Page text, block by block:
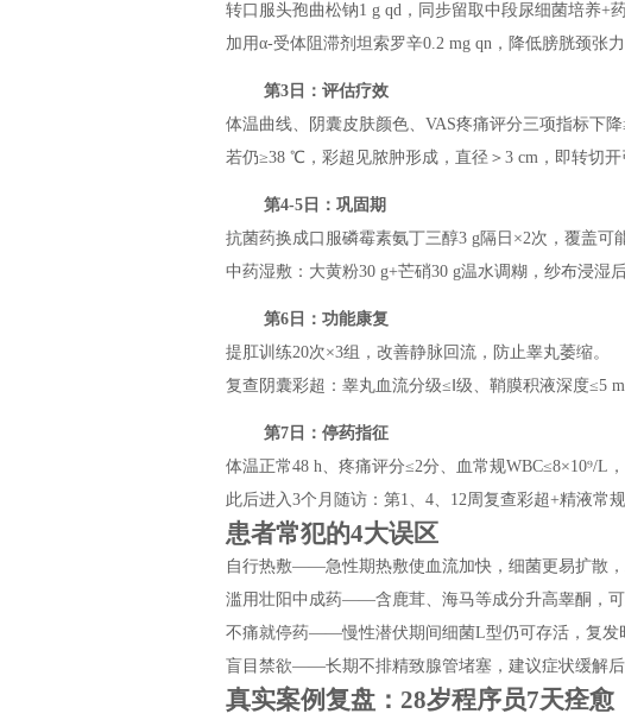
转口服头孢曲松钠1 g qd，同步留取中段尿细菌培养+药
加用α-受体阻滞剂坦索罗辛0.2 mg qn，降低膀胱颈张
第3日：评估疗效
体温曲线、阴囊皮肤颜色、VAS疼痛评分三项指标下降
若仍≥38 ℃，彩超见脓肿形成，直径＞3 cm，即转切开
第4-5日：巩固期
抗菌药换成口服磷霉素氨丁三醇3 g隔日×2次，覆盖可
中药湿敷：大黄粉30 g+芒硝30 g温水调糊，纱布浸湿
第6日：功能康复
提肛训练20次×3组，改善静脉回流，防止睾丸萎缩。
复查阴囊彩超：睾丸血流分级≤Ⅰ级、鞘膜积液深度≤5
第7日：停药指征
体温正常48 h、疼痛评分≤2分、血常规WBC≤8×10⁹/L
此后进入3个月随访：第1、4、12周复查彩超+精液常
患者常犯的4大误区
自行热敷——急性期热敷使血流加快，细菌更易扩散，
滥用壮阳中成药——含鹿茸、海马等成分升高睾酮，可
不痛就停药——慢性潜伏期间细菌L型仍可存活，复发
盲目禁欲——长期不排精致腺管堵塞，建议症状缓解后
真实案例复盘：28岁程序员7天痊愈